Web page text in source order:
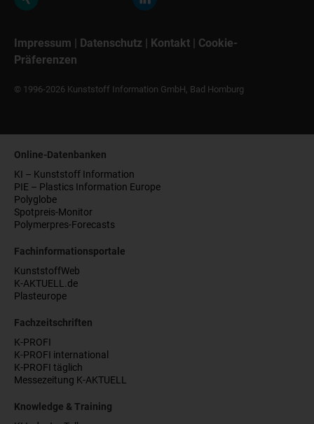
Impressum | Datenschutz | Kontakt | Cookie-
Präferenzen
© 1996-2026 Kunststoff Information GmbH, Bad Homburg
Online-Datenbanken
KI – Kunststoff Information
PIE – Plastics Information Europe
Polyglobe
Spotpreis-Monitor
Polymerpres-Forecasts
Fachinformationsportale
KunststoffWeb
K-AKTUELL.de
Plasteurope
Fachzeitschriften
K-PROFI
K-PROFI international
K-PROFI täglich
Messezeitung K-AKTUELL
Knowledge & Training